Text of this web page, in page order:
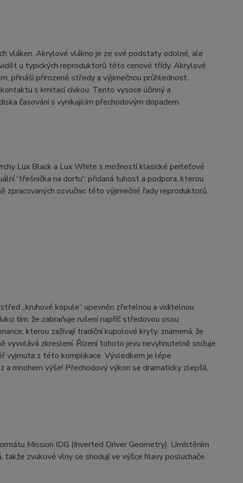
vláken. Akrylové vlákno je ze své podstaty odolné, ale
u typických reproduktorů této cenové třídy. Akrylové
přináší přirozené středy a výjimečnou průhlednost.
s kmitací cívkou. Tento vysoce účinný a
časování s vynikajícím přechodovým dopadem.
Lux Black a Lux White s možností klasické perleťové
'třešnička na dortu'; přidaná tuhost a podpora, kterou
ozvučnic této výjimečné řady reproduktorů.
„kruhové kopule“ upevněn zřetelnou a viditelnou
tím, že zabraňuje rušení napříč středovou osou
kterou zažívají tradiční kupolové kryty, znamená, že
vyvolává zkreslení. Řízení tohoto jevu nevyhnutelně snižuje
vyjmuta z této komplikace. Výsledkem je lépe
mnohem výše! Přechodový výkon se dramaticky zlepšil,
Mission IDG (Inverted Driver Geometry). Umístěním
zvukové vlny se shodují ve výšce hlavy posluchače.